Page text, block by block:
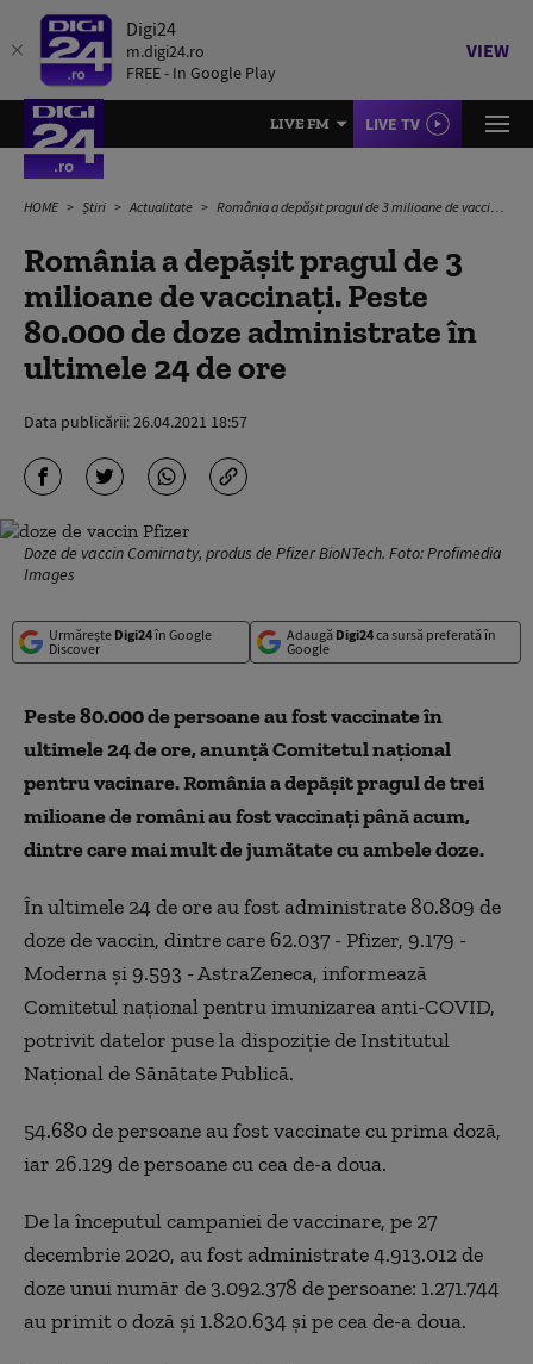
Digi24
m.digi24.ro
FREE - In Google Play
VIEW
LIVE FM LIVE TV
HOME Știri Actualitate România a depășit pragul de 3 milioane de vaccinați. Peste 80.000 de doze administrate în ultimele 24 de ore
România a depășit pragul de 3
milioane de vaccinați. Peste
80.000 de doze administrate în
ultimele 24 de ore
Data publicării:26.04.2021 18:57
Doze de vaccin Comirnaty, produs de Pfizer BioNTech. Foto: Profimedia
Images
Urmărește Digi24în Google
Discover
Adaugă Digi24ca sursă preferată în
Google
Peste 80.000 de persoane au fost vaccinate în
ultimele 24 de ore, anunță Comitetul național
pentru vacinare. România a depășit pragul de trei
milioane de români au fost vaccinați până acum,
dintre care mai mult de jumătate cu ambele doze.
În ultimele 24 de ore au fost administrate 80.809 de
doze de vaccin, dintre care 62.037 - Pfizer, 9.179 -
Moderna şi 9.593 - AstraZeneca, informează
Comitetul naţional pentru imunizarea anti-COVID,
potrivit datelor puse la dispoziţie de Institutul
Naţional de Sănătate Publică.
54.680 de persoane au fost vaccinate cu prima doză,
iar 26.129 de persoane cu cea de-a doua.
De la începutul campaniei de vaccinare, pe 27
decembrie 2020, au fost administrate 4.913.012 de
doze unui număr de 3.092.378 de persoane: 1.271.744
au primit o doză şi 1.820.634 şi pe cea de-a doua.